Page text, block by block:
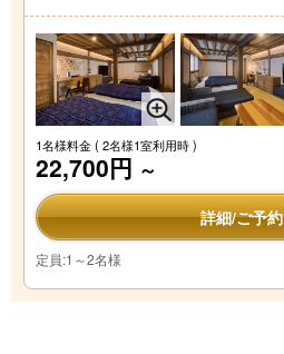
1名様料金( 2名様1室利用時 )
22,700円 ～
詳細/ご予約
定員:1～2名様